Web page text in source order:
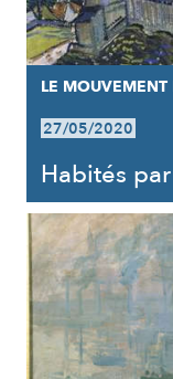
LE MOUVEMENT
27/05/2020
Habités